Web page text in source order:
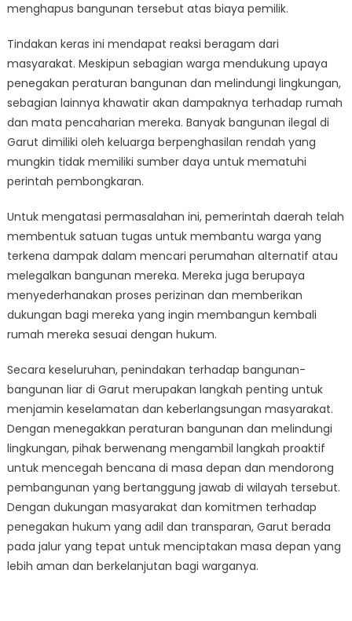
menghapus bangunan tersebut atas biaya pemilik.
Tindakan keras ini mendapat reaksi beragam dari
masyarakat. Meskipun sebagian warga mendukung upaya
penegakan peraturan bangunan dan melindungi lingkungan,
sebagian lainnya khawatir akan dampaknya terhadap rumah
dan mata pencaharian mereka. Banyak bangunan ilegal di
Garut dimiliki oleh keluarga berpenghasilan rendah yang
mungkin tidak memiliki sumber daya untuk mematuhi
perintah pembongkaran.
Untuk mengatasi permasalahan ini, pemerintah daerah telah
membentuk satuan tugas untuk membantu warga yang
terkena dampak dalam mencari perumahan alternatif atau
melegalkan bangunan mereka. Mereka juga berupaya
menyederhanakan proses perizinan dan memberikan
dukungan bagi mereka yang ingin membangun kembali
rumah mereka sesuai dengan hukum.
Secara keseluruhan, penindakan terhadap bangunan-
bangunan liar di Garut merupakan langkah penting untuk
menjamin keselamatan dan keberlangsungan masyarakat.
Dengan menegakkan peraturan bangunan dan melindungi
lingkungan, pihak berwenang mengambil langkah proaktif
untuk mencegah bencana di masa depan dan mendorong
pembangunan yang bertanggung jawab di wilayah tersebut.
Dengan dukungan masyarakat dan komitmen terhadap
penegakan hukum yang adil dan transparan, Garut berada
pada jalur yang tepat untuk menciptakan masa depan yang
lebih aman dan berkelanjutan bagi warganya.